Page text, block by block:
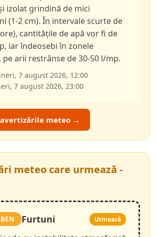
izolat grindină de mici
(1-2 cm). În intervale scurte de
cantitățile de apă vor fi de
iar îndeosebi în zonele
pe arii restrânse de 30-50 l/mp.
7 august 2026, 12:00
7 august 2026, 23:00
meteo →
meteo care urmează -
Furtuni Urmează